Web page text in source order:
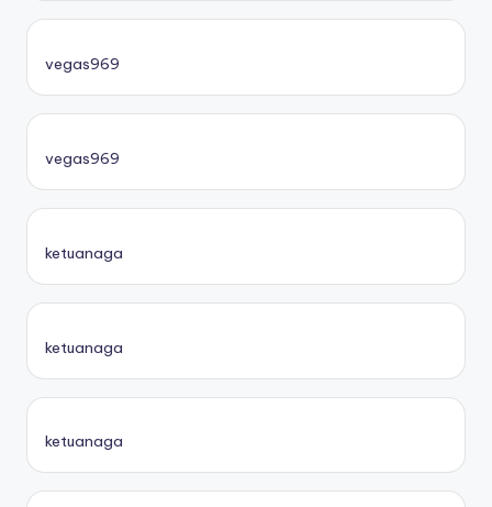
vegas969
vegas969
ketuanaga
ketuanaga
ketuanaga